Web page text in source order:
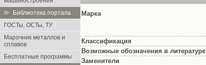
Библиотека портала
ГОСТы, ОСТы, ТУ
Марочник металлов и
сплавов
Бесплатные программы
Марка
Классификация
Возможные обозначения в литературе
Заменители